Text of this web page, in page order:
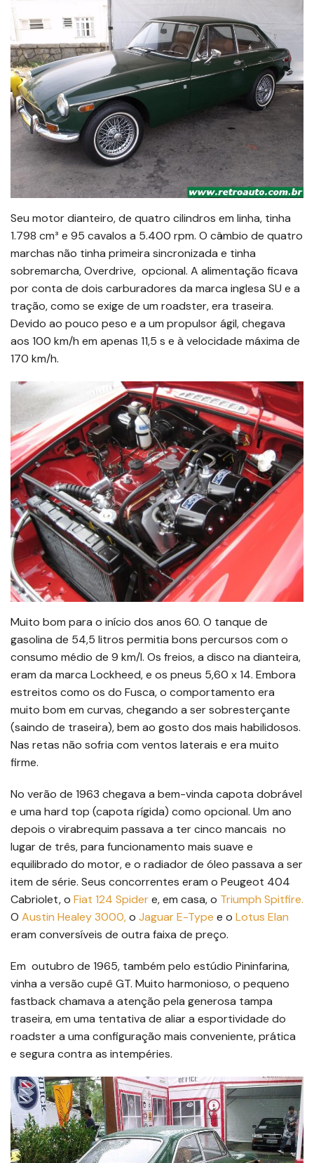
Seu motor dianteiro, de quatro cilindros em linha, tinha
1.798 cm³ e 95 cavalos a 5.400 rpm. O câmbio de quatro
marchas não tinha primeira sincronizada e tinha
sobremarcha, Overdrive, opcional. A alimentação ficava
por conta de dois carburadores da marca inglesa SU e a
tração, como se exige de um roadster, era traseira.
Devido ao pouco peso e a um propulsor ágil, chegava
aos 100 km/h em apenas 11,5 s e à velocidade máxima de
170 km/h.
Muito bom para o início dos anos 60. O tanque de
gasolina de 54,5 litros permitia bons percursos com o
consumo médio de 9 km/l. Os freios, a disco na dianteira,
eram da marca Lockheed, e os pneus 5,60 x 14. Embora
estreitos como os do Fusca, o comportamento era
muito bom em curvas, chegando a ser sobresterçante
(saindo de traseira), bem ao gosto dos mais habilidosos.
Nas retas não sofria com ventos laterais e era muito
firme.
No verão de 1963 chegava a bem-vinda capota dobrável
e uma hard top (capota rígida) como opcional. Um ano
depois o virabrequim passava a ter cinco mancais no
lugar de três, para funcionamento mais suave e
equilibrado do motor, e o radiador de óleo passava a ser
item de série. Seus concorrentes eram o Peugeot 404
Cabriolet, o Fiat 124 Spidere, em casa, o Triumph Spitfire.
O Austin Healey 3000,o Jaguar E-Type e o Lotus Elan
eram conversíveis de outra faixa de preço.
Em outubro de 1965, também pelo estúdio Pininfarina,
vinha a versão cupê GT. Muito harmonioso, o pequeno
fastback chamava a atenção pela generosa tampa
traseira, em uma tentativa de aliar a esportividade do
roadster a uma configuração mais conveniente, prática
e segura contra as intempéries.